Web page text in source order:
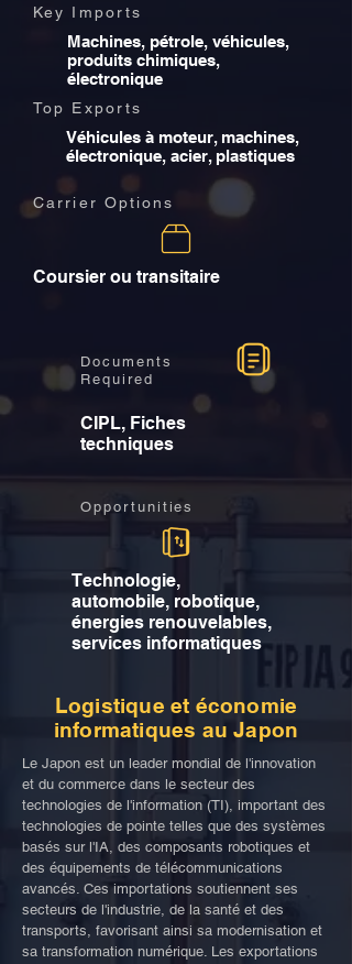
Key Imports
Machines, pétrole, véhicules,
produits chimiques,
électronique
Top Exports
Véhicules à moteur, machines,
électronique, acier, plastiques
Carrier Options
Coursier ou transitaire
Documents
Required
CIPL, Fiches
techniques
Opportunities
Technologie,
automobile, robotique,
énergies renouvelables,
services informatiques
Logistique et économie
informatiques au Japon
Le Japon est un leader mondial de l'innovation
et du commerce dans le secteur des
technologies de l'information (TI), important des
technologies de pointe telles que des systèmes
basés sur l'IA, des composants robotiques et
des équipements de télécommunications
avancés. Ces importations soutiennent ses
secteurs de l'industrie, de la santé et des
transports, favorisant ainsi sa modernisation et
sa transformation numérique. Les exportations